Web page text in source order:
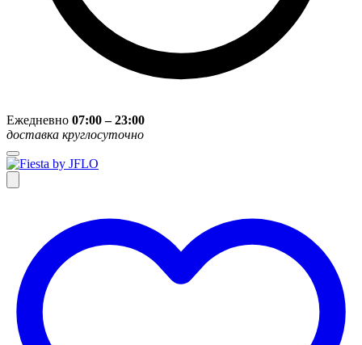
Ежедневно 07:00 – 23:00
доставка круглосуточно